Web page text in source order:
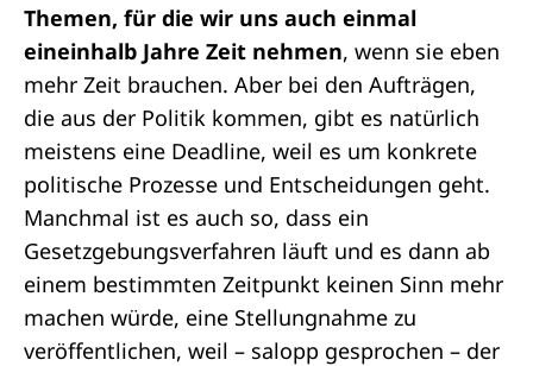
Themen, für die wir uns auch einmal
eineinhalb Jahre Zeit nehmen, wenn sie eben
mehr Zeit brauchen. Aber bei den Aufträgen,
die aus der Politik kommen, gibt es natürlich
meistens eine Deadline, weil es um konkrete
politische Prozesse und Entscheidungen geht.
Manchmal ist es auch so, dass ein
Gesetzgebungsverfahren läuft und es dann ab
einem bestimmten Zeitpunkt keinen Sinn mehr
machen würde, eine Stellungnahme zu
veröffentlichen, weil – salopp gesprochen – der